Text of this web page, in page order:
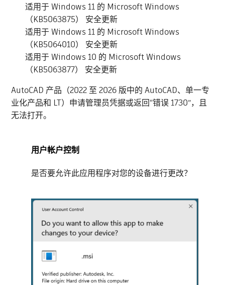
适用于 Windows 11 的 Microsoft Windows
（KB5063875） 安全更新
适用于 Windows 11 的 Microsoft Windows
（KB5064010） 安全更新
适用于 Windows 10 的 Microsoft Windows
（KB5063877） 安全更新
AutoCAD 产品（2022 至 2026 版中的 AutoCAD、单一专
业化产品和 LT）申请管理员凭据或返回“错误 1730”，且
无法打开。
用户帐户控制
是否要允许此应用程序对您的设备进行更改？